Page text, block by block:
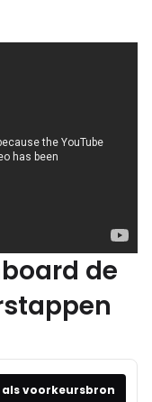
de
voorkeursbron